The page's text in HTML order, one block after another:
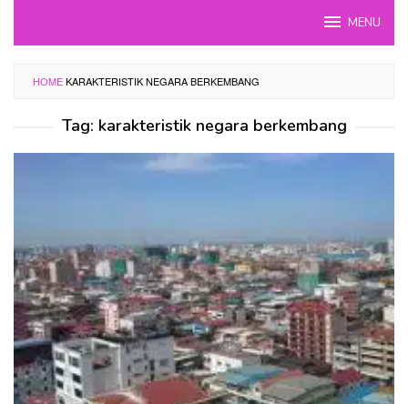
MENU
HOMEKARAKTERISTIK NEGARA BERKEMBANG
Tag: karakteristik negara berkembang